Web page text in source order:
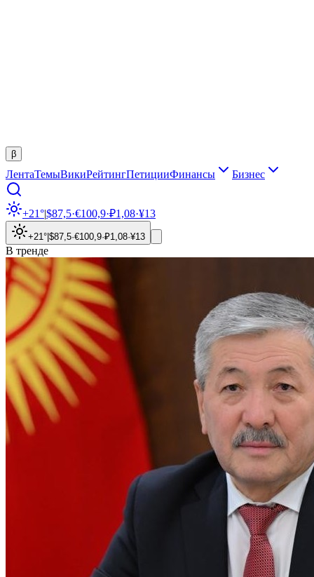
β
ЛентаТемыВикиРейтингПетицииФинансы Бизнес
+21°|$87,5·€100,9·₽1,08·¥13
+21° $87,5·€100,9·₽1,08·¥13
В тренде